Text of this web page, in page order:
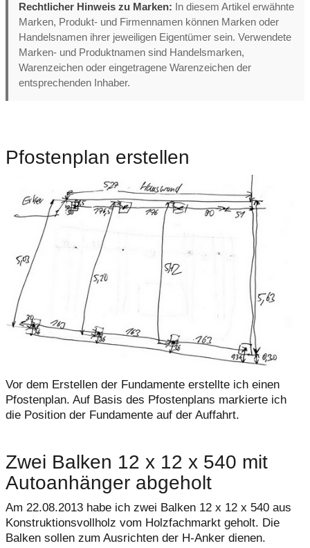
Rechtlicher Hinweis zu Marken: In diesem Artikel erwähnte
Marken, Produkt- und Firmennamen können Marken oder
Handelsnamen ihrer jeweiligen Eigentümer sein. Verwendete
Marken- und Produktnamen sind Handelsmarken,
Warenzeichen oder eingetragene Warenzeichen der
entsprechenden Inhaber.
Pfostenplan erstellen
Vor dem Erstellen der Fundamente erstellte ich einen
Pfostenplan. Auf Basis des Pfostenplans markierte ich
die Position der Fundamente auf der Auffahrt.
Zwei Balken 12 x 12 x 540 mit
Autoanhänger abgeholt
Am 22.08.2013 habe ich zwei Balken 12 x 12 x 540 aus
Konstruktionsvollholz vom Holzfachmarkt geholt. Die
Balken sollen zum Ausrichten der H-Anker dienen.